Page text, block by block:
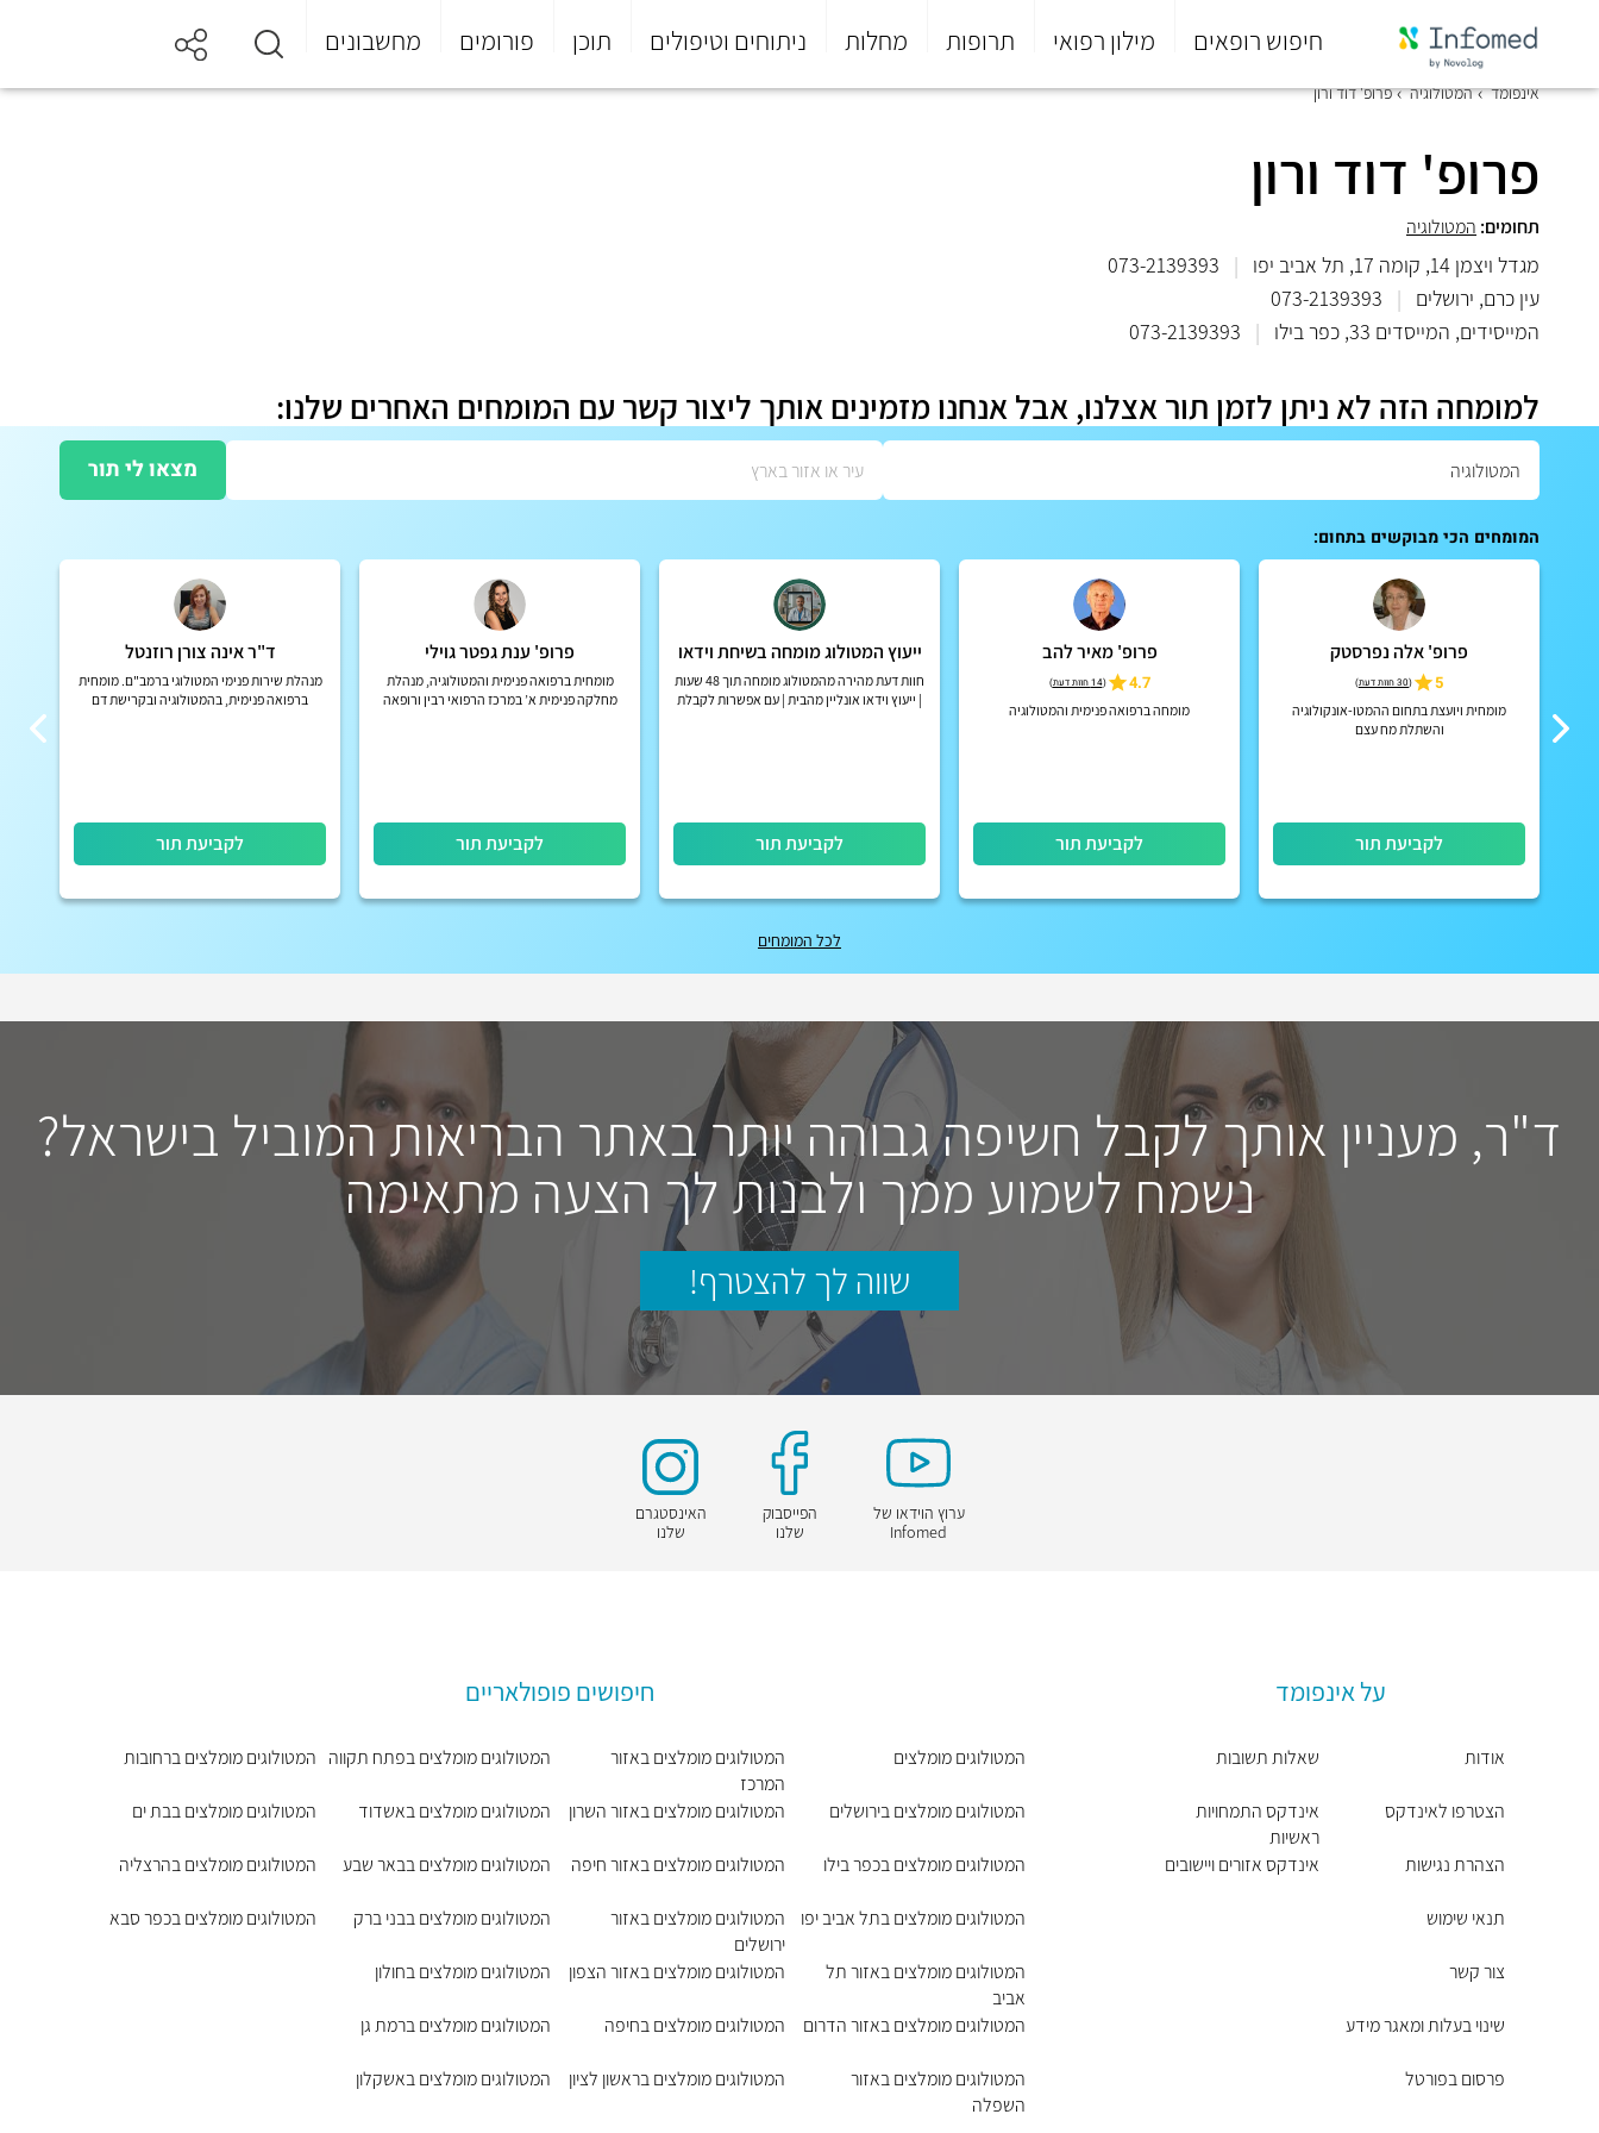
חיפוש רופאים מילון רפואי תרופות מחלות ניתוחים וטיפולים תוכן פורומים מחשבונים
סוף
התפריט
אינפומד המטולוגיה פרופ' דוד ורון
פרופ' דוד ורון
תחומים: המטולוגיה
מגדל ויצמן 14, קומה 17, תל אביב יפו |
073-2139393
עין כרם, ירושלים
|
073-2139393
המייסידים, המייסדים 33, כפר בילו
|
073-2139393
למומחה הזה לא ניתן לזמן תור אצלנו, אבל אנחנו מזמינים אותך ליצור קשר עם המומחים האחרים שלנו:
מצאו לי תור
המומחים הכי מבוקשים בתחום:
פרופ' אלה נפרסטק
5
(30 חוות דעת )
מומחית ויועצת בתחום ההמטו-אונקולוגיה
והשתלת מח עצם
לקביעת תור
פרופ' מאיר להב
4.7
(14 חוות דעת )
מומחה ברפואה פנימית והמטולוגיה
לקביעת תור
ייעוץ המטולוג מומחה בשיחת וידאו
חוות דעת מהירה מהמטולוג מומחה תוך 48 שעות
| ייעוץ וידאו אונליין מהבית | עם אפשרות לקבלת
לקביעת תור
פרופ' ענת גפטר גוילי
מומחית ברפואה פנימית והמטולוגיה, מנהלת
מחלקה פנימית א’ במרכז הרפואי רבין ורופאה
לקביעת תור
ד"ר אינה צורן רוזנטל
מנהלת שירות פנימי המטולוגי ברמב"ם. מומחית
ברפואה פנימית, בהמטולוגיה ובקרישת דם
לקביעת תור
לכל המומחים
ד"ר, מעניין אותך לקבל חשיפה גבוהה יותר באתר הבריאות המוביל בישראל?
נשמח לשמוע ממך ולבנות לך הצעה מתאימה
שווה לך להצטרף!
ערוץ הוידאו של
Infomed
הפייסבוק
שלנו
האינסטגרם
שלנו
על אינפומד
אודות
הצטרפו לאינדקס
הצהרת נגישות
תנאי שימוש
צור קשר
שינוי בעלות ומאגר מידע
פרסום בפורטל
שאלות תשובות
אינדקס התמחויות
ראשיות
אינדקס אזורים ויישובים
חיפושים פופולאריים
המטולוגים מומלצים
המטולוגים מומלצים בירושלים
המטולוגים מומלצים בכפר בילו
המטולוגים מומלצים בתל אביב יפו
המטולוגים מומלצים באזור תל
אביב
המטולוגים מומלצים באזור הדרום
המטולוגים מומלצים באזור
השפלה
המטולוגים מומלצים באזור
המרכז
המטולוגים מומלצים באזור השרון
המטולוגים מומלצים באזור חיפה
המטולוגים מומלצים באזור
ירושלים
המטולוגים מומלצים באזור הצפון
המטולוגים מומלצים בחיפה
המטולוגים מומלצים בראשון לציון
המטולוגים מומלצים בפתח תקווה
המטולוגים מומלצים באשדוד
המטולוגים מומלצים בבאר שבע
המטולוגים מומלצים בבני ברק
המטולוגים מומלצים בחולון
המטולוגים מומלצים ברמת גן
המטולוגים מומלצים באשקלון
המטולוגים מומלצים ברחובות
המטולוגים מומלצים בבת ים
המטולוגים מומלצים בהרצליה
המטולוגים מומלצים בכפר סבא